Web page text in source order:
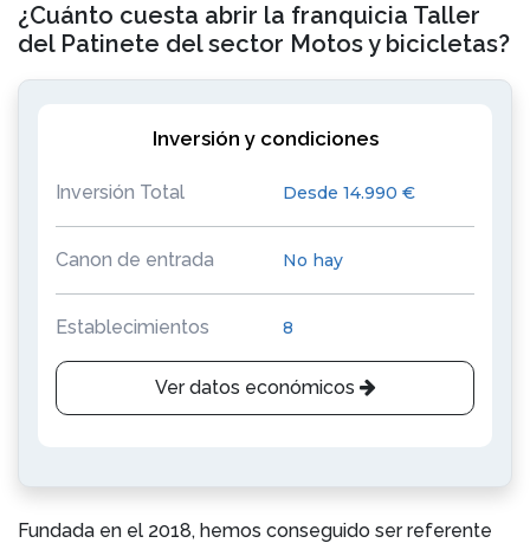
¿Cuánto cuesta abrir la franquicia Taller
del Patinete del sector Motos y bicicletas?
Inversión y condiciones
Inversión Total Desde 14.990 €
Canon de entrada No hay
Establecimientos 8
Ver datos económicos
Fundada en el 2018, hemos conseguido ser referente